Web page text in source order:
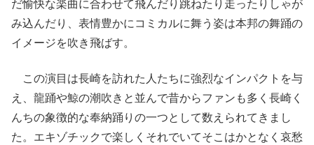
だ愉快な楽曲に合わせて飛んだり跳ねたり走ったりしゃが
み込んだり、表情豊かにコミカルに舞う姿は本邦の舞踊の
イメージを吹き飛ばす。
この演目は長崎を訪れた人たちに強烈なインパクトを与
え、龍踊や鯨の潮吹きと並んで昔からファンも多く長崎く
んちの象徴的な奉納踊りの一つとして数えられてきまし
た。エキゾチックで楽しくそれでいてそこはかとなく哀愁